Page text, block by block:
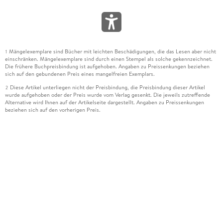
1 Mängelexemplare sind Bücher mit leichten Beschädigungen, die das Lesen aber nicht
einschränken. Mängelexemplare sind durch einen Stempel als solche gekennzeichnet.
Die frühere Buchpreisbindung ist aufgehoben. Angaben zu Preissenkungen beziehen
sich auf den gebundenen Preis eines mangelfreien Exemplars.
2 Diese Artikel unterliegen nicht der Preisbindung, die Preisbindung dieser Artikel
wurde aufgehoben oder der Preis wurde vom Verlag gesenkt. Die jeweils zutreffende
Alternative wird Ihnen auf der Artikelseite dargestellt. Angaben zu Preissenkungen
beziehen sich auf den vorherigen Preis.